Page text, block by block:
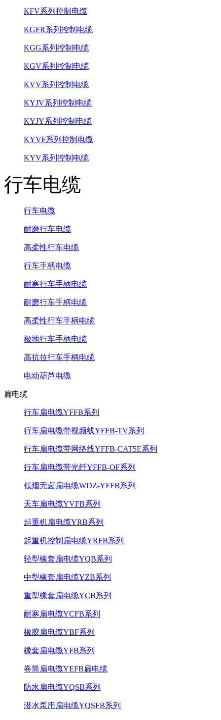
KFV系列控制电缆
KGFR系列控制电缆
KGG系列控制电缆
KGV系列控制电缆
KVV系列控制电缆
KYJV系列控制电缆
KYJY系列控制电缆
KYVF系列控制电缆
KYV系列控制电缆
行车电缆
行车电缆
耐磨行车电缆
高柔性行车电缆
行车手柄电缆
耐寒行车手柄电缆
耐磨行车手柄电缆
高柔性行车手柄电缆
极地行车手柄电缆
高抗拉行车手柄电缆
电动葫芦电缆
扁电缆
行车扁电缆YFFB系列
行车扁电缆带视频线YFFB-TV系列
行车扁电缆带网络线YFFB-CAT5E系列
行车扁电缆带光纤YFFB-OF系列
低烟无卤扁电缆WDZ-YFFB系列
天车扁电缆YVFB系列
起重机扁电缆YRB系列
起重机控制扁电缆YRFB系列
轻型橡套扁电缆YQB系列
中型橡套扁电缆YZB系列
重型橡套扁电缆YCB系列
耐寒扁电缆YCFB系列
橡胶扁电缆YBF系列
橡套扁电缆YFB系列
卷筒扁电缆YEFB扁电缆
防水扁电缆YQSB系列
潜水泵用扁电缆YQSFB系列